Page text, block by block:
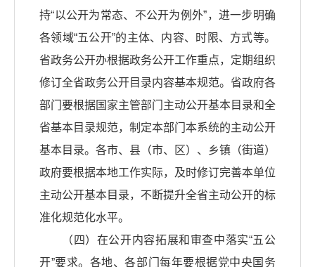
持“以公开为常态、不公开为例外”，进一步明确
各领域“五公开”的主体、内容、时限、方式等。
省政务公开办根据政务公开工作重点，定期组织
修订全省政务公开目录内容基本规范。省政府各
部门要根据国家主管部门主动公开基本目录和全
省基本目录规范，制定本部门本系统的主动公开
基本目录。各市、县（市、区）、乡镇（街道）
政府要根据本地工作实际，及时修订完善本单位
主动公开基本目录，不断提升全省主动公开的标
准化规范化水平。
（四）在公开内容拓展和审查中落实“五公
开”要求。各地、各部门每年要根据党中央国务